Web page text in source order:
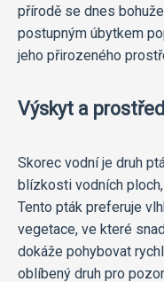
přírodě se dnes
postupným úbytkem
jeho přirozeného
Výskyt a
Skorec vodní je druh
blízkosti vodních ploch,
Tento pták preferuje
vegetace, ve které
dokáže pohybovat
oblíbený druh pro